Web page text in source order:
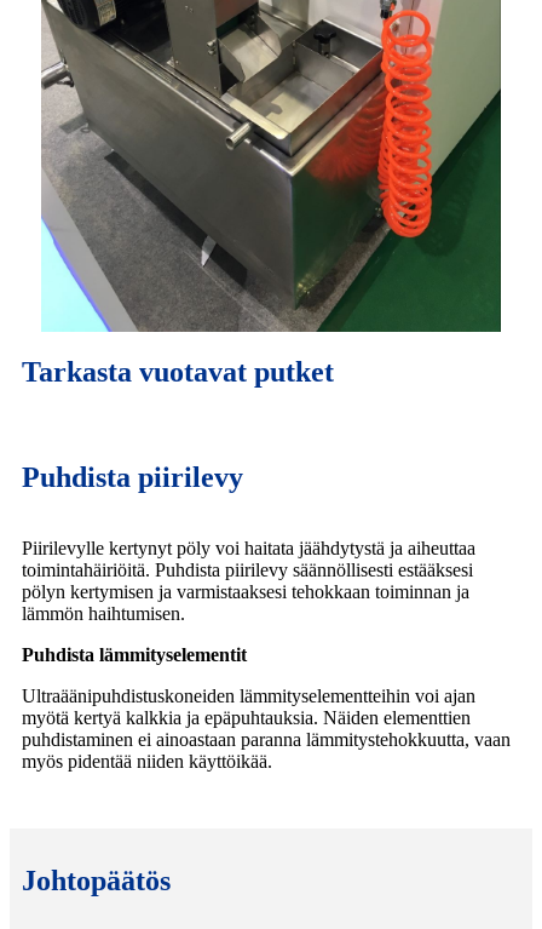
Tarkasta vuotavat putket
Puhdista piirilevy
Piirilevylle kertynyt pöly voi haitata jäähdytystä ja aiheuttaa
toimintahäiriöitä. Puhdista piirilevy säännöllisesti estääksesi
pölyn kertymisen ja varmistaaksesi tehokkaan toiminnan ja
lämmön haihtumisen.
Puhdista lämmityselementit
Ultraäänipuhdistuskoneiden lämmityselementteihin voi ajan
myötä kertyä kalkkia ja epäpuhtauksia. Näiden elementtien
puhdistaminen ei ainoastaan paranna lämmitystehokkuutta, vaan
myös pidentää niiden käyttöikää.
Johtopäätös